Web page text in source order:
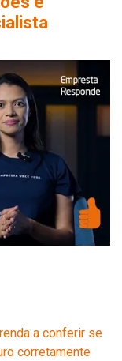
a conferir se
corretamente